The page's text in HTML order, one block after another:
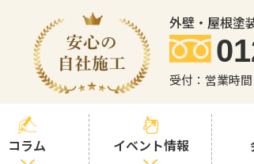
外壁・屋根塗
受付：営業時
コラム イベント情報